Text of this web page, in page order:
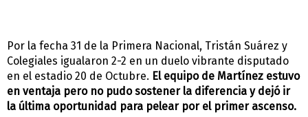
Por la fecha 31 de la Primera Nacional, Tristán Suárez y
Colegiales igualaron 2-2 en un duelo vibrante disputado
en el estadio 20 de Octubre. El equipo de Martínez estuvo
en ventaja pero no pudo sostener la diferencia y dejó ir
la última oportunidad para pelear por el primer ascenso.